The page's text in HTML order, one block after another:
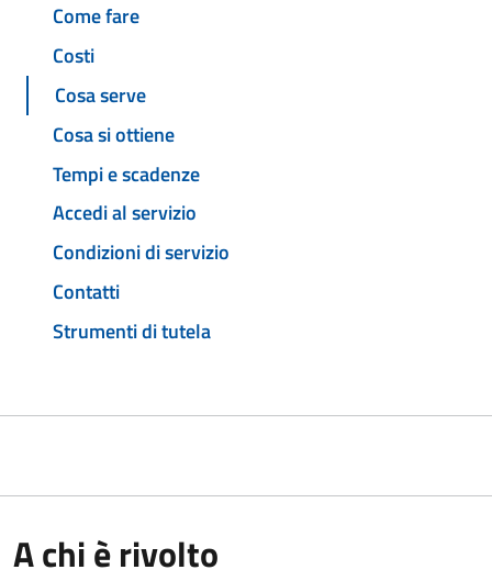
Come fare
Costi
Cosa serve
Cosa si ottiene
Tempi e scadenze
Accedi al servizio
Condizioni di servizio
Contatti
Strumenti di tutela
A chi è rivolto